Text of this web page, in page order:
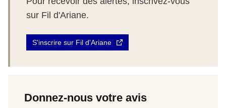
sur Fil d'Ariane.
S'inscrire sur Fil d'Ariane
Donnez-nous votre avis